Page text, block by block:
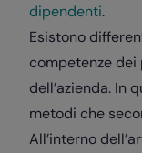
dipendenti.
Esistono
competenze
dell’azienda. In
metodi che
All’interno